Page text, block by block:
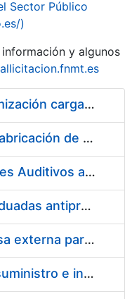
Sector Público
)
y algunos
Pliego condiciones optimización cargas compras firmado
Acuerdo marco para la fabricación de piezas
Suministro de Protectores Auditivos a medida para las personas trabajadoras de los Centros de Trabajo de Madrid y Burgos
Suministro de gafas graduadas antiproyecciones para los trabajadores de la FNMT-RCM en los centros de trabajo de Madrid y Burgos
Servicios de una empresa externa para el asesoramiento y resolución de los recursos de alzada que se presentan relacionados con procesos de selección para la FNMT-RCM
Acuerdo marco para el suministro e instalación de persianas, estores y otros complementos